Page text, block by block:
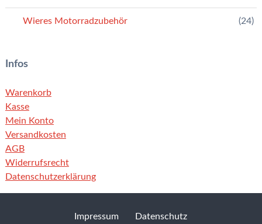
Wieres Motorradzubehör (24)
Infos
Warenkorb
Kasse
Mein Konto
Versandkosten
AGB
Widerrufsrecht
Datenschutzerklärung
Impressum Datenschutz